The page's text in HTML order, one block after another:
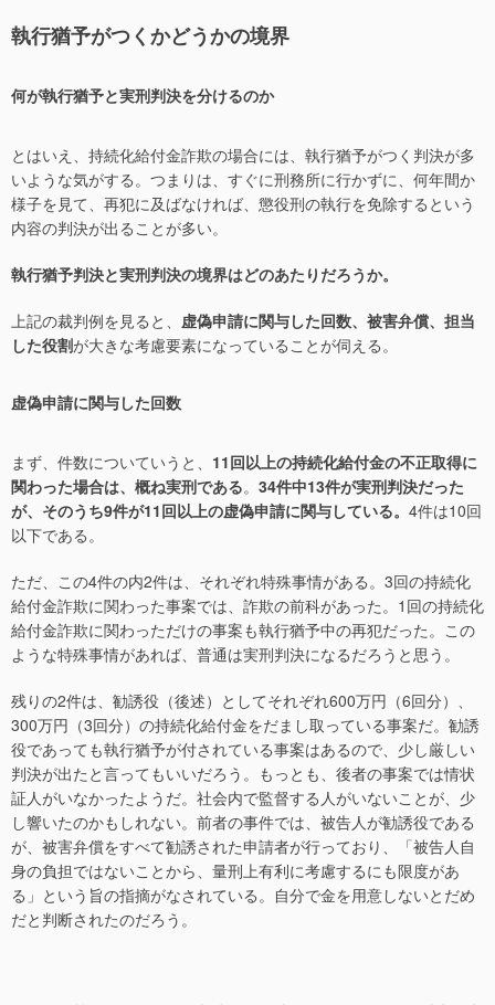
執行猶予がつくかどうかの境界
何が執行猶予と実刑判決を分けるのか
とはいえ、持続化給付金詐欺の場合には、執行猶予がつく判決が多
いような気がする。つまりは、すぐに刑務所に行かずに、何年間か
様子を見て、再犯に及ばなければ、懲役刑の執行を免除するという
内容の判決が出ることが多い。
執行猶予判決と実刑判決の境界はどのあたりだろうか。
上記の裁判例を見ると、 虚偽申請に関与した回数、被害弁償、担当
した役割が大きな考慮要素になっていることが伺える。
虚偽申請に関与した回数
まず、件数についていうと、 11回以上の持続化給付金の不正取得に
関わった場合は、概ね実刑である。 34件中13件が実刑判決だった
が、そのうち9件が11回以上の虚偽申請に関与している。 4件は10回
以下である。
ただ、この4件の内2件は、それぞれ特殊事情がある。3回の持続化
給付金詐欺に関わった事案では、詐欺の前科があった。1回の持続化
給付金詐欺に関わっただけの事案も執行猶予中の再犯だった。この
ような特殊事情があれば、普通は実刑判決になるだろうと思う。
残りの2件は、勧誘役（後述）としてそれぞれ600万円（6回分）、
300万円（3回分）の持続化給付金をだまし取っている事案だ。勧誘
役であっても執行猶予が付されている事案はあるので、少し厳しい
判決が出たと言ってもいいだろう。もっとも、後者の事案では情状
証人がいなかったようだ。社会内で監督する人がいないことが、少
し響いたのかもしれない。前者の事件では、被告人が勧誘役である
が、被害弁償をすべて勧誘された申請者が行っており、「被告人自
身の負担ではないことから、量刑上有利に考慮するにも限度があ
る」という旨の指摘がなされている。自分で金を用意しないとだめ
だと判断されたのだろう。